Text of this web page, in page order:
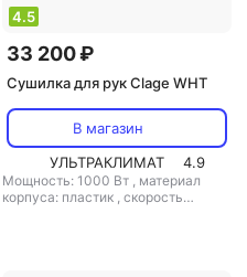
4.5
33 200 ₽
Сушилка для рук Clage WHT
В магазин
УЛЬТРАКЛИМАТ
4.9
Мощность: 1000 Вт , материал
корпуса: пластик , скорость